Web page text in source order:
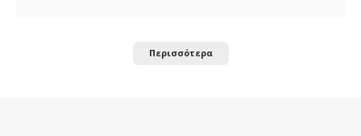
Περισσότερα